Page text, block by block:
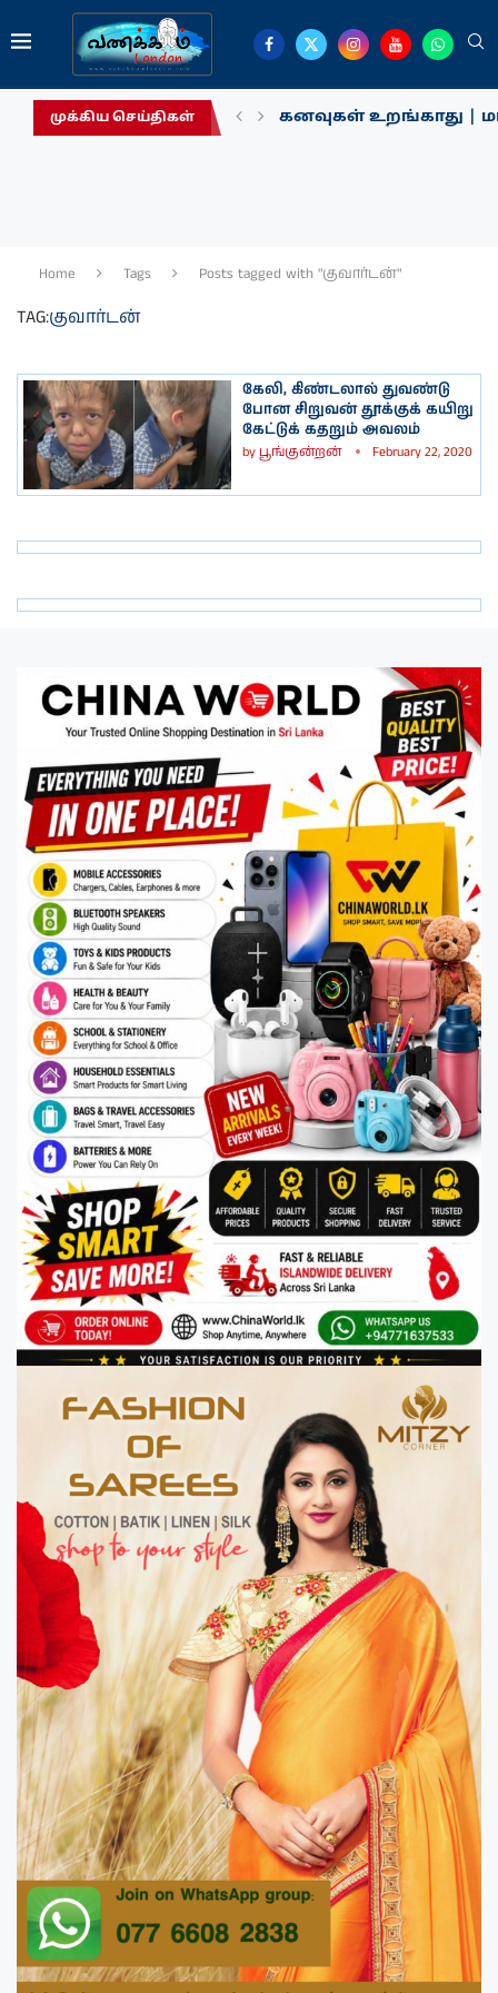
முக்கிய செய்திகள் கனவுகள் உறங்காது |
Home Tags Posts tagged with "குவார்டன்"
TAG:குவார்டன்
கேலி, கிண்டலால் துவண்டு
போன சிறுவன் தூக்குக் கயிறு
கேட்டுக் கதறும் அவலம்
by பூங்குன்றன் February 22, 2020